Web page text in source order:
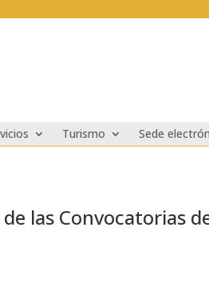
Turismo Sede
las Convocatorias